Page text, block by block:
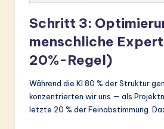
Schritt 3:
menschliche
20%-Regel)
Während die KI 80 % der Struktur
konzentrierten wir uns — als
letzte 20 % der Feinabstimmung.